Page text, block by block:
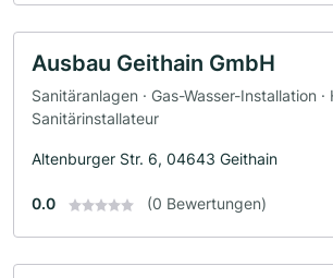
Ausbau Geithain GmbH
Sanitäranlagen · Gas-Wasser-Installation ·
Sanitärinstallateur
Altenburger Str. 6, 04643 Geithain
0.0 (0 Bewertungen)